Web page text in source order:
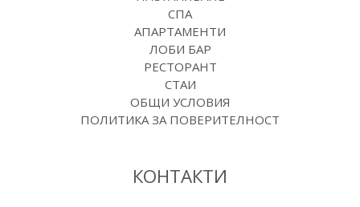
СПА
АПАРТАМЕНТИ
ЛОБИ БАР
РЕСТОРАНТ
СТАИ
ОБЩИ УСЛОВИЯ
ПОЛИТИКА ЗА ПОВЕРИТЕЛНОСТ
КОНТАКТИ